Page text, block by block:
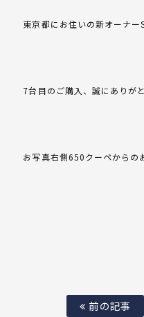
東京都にお住いの新オーナーS
7台目のご購入、誠にありが
お写真右側650クーペからの
前の記事